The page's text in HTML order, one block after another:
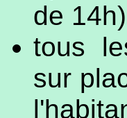
de
tous
sur